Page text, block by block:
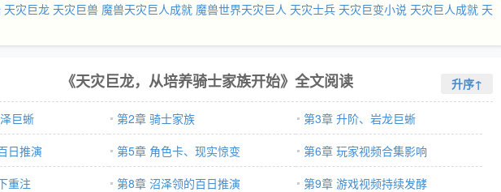
天灾巨龙 天灾巨兽 魔兽天灾巨人成就 魔兽世界天灾巨人 天灾士兵 天灾巨变小说 天灾巨人成就 天
《天灾巨龙，从培养骑士家族开始》全文阅读 升序↑
巨蜥 第2章 骑士家族
第3章 升阶、岩龙巨蜥
日推演
第5章 角色卡、现实惊变
第6章 玩家视频合集影响
重注
第8章 沼泽领的百日推演
第9章 游戏视频持续发酵